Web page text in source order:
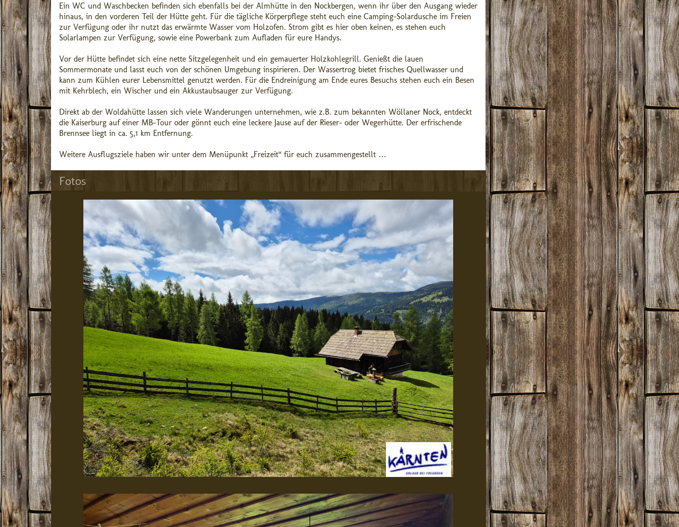
Ein WC und Waschbecken befinden sich ebenfalls bei der Almhütte in den Nockbergen, wenn ihr über den Ausgang wieder
hinaus, in den vorderen Teil der Hütte geht. Für die tägliche Körperpflege steht euch eine Camping-Solardusche im Freien
zur Verfügung oder ihr nutzt das erwärmte Wasser vom Holzofen. Strom gibt es hier oben keinen, es stehen euch
Solarlampen zur Verfügung, sowie eine Powerbank zum Aufladen für eure Handys.
Vor der Hütte befindet sich eine nette Sitzgelegenheit und ein gemauerter Holzkohlegrill. Genießt die lauen
Sommermonate und lasst euch von der schönen Umgebung inspirieren. Der Wassertrog bietet frisches Quellwasser und
kann zum Kühlen eurer Lebensmittel genutzt werden. Für die Endreinigung am Ende eures Besuchs stehen euch ein Besen
mit Kehrblech, ein Wischer und ein Akkustaubsauger zur Verfügung.
Direkt ab der Woldahütte lassen sich viele Wanderungen unternehmen, wie z.B. zum bekannten Wöllaner Nock, entdeckt
die Kaiserburg auf einer MB-Tour oder gönnt euch eine leckere Jause auf der Rieser- oder Wegerhütte. Der erfrischende
Brennsee liegt in ca. 5,1 km Entfernung.
Weitere Ausflugsziele haben wir unter dem Menüpunkt „Freizeit“ für euch zusammengestellt …
Fotos